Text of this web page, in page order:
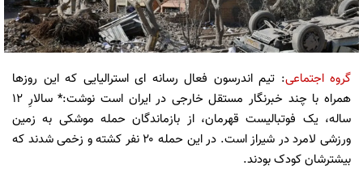
گروه اجتماعی: تیم اندرسون فعال رسانه ای استرالیایی که این روزها
همراه با چند خبرنگار مستقل خارجی در ایران است نوشت:* سالارِ ۱۲
ساله، یک فوتبالیست قهرمان، از بازماندگان حمله موشکی به زمین
ورزشی لامرد در شیراز است. در این حمله ۲۰ نفر کشته و زخمی شدند که
بیشترشان کودک بودند.